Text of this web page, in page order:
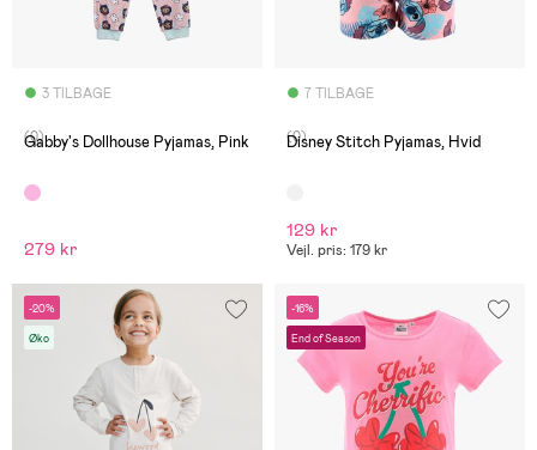
3 TILBAGE
(0)
Gabby's Dollhouse Pyjamas, Pink
279 kr
7 TILBAGE
(0)
Disney Stitch Pyjamas, Hvid
129 kr
Vejl. pris: 179 kr
-20%
Øko
-16%
End of Season